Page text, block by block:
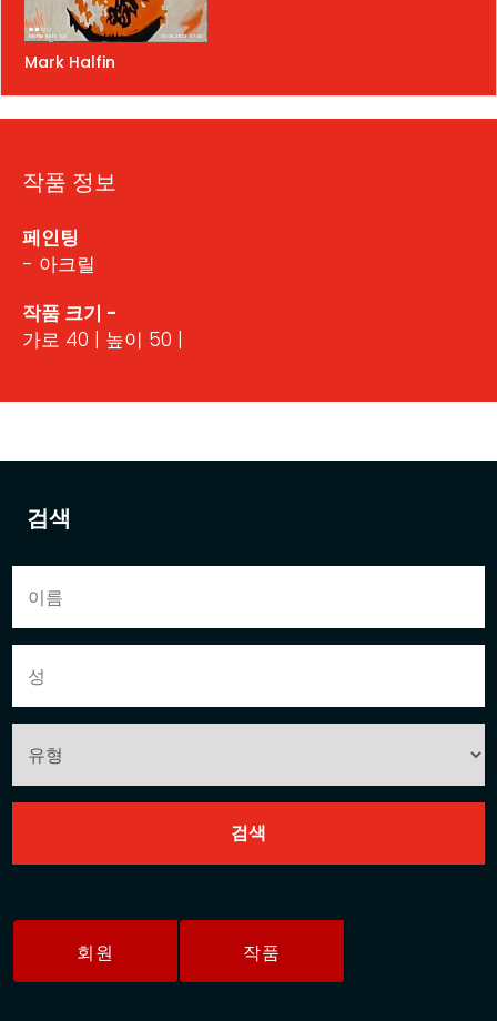
검색
회원 작품
Mark Halfin
작품 정보
페인팅
- 아크릴
작품 크기 -
가로 40 | 높이 50 |